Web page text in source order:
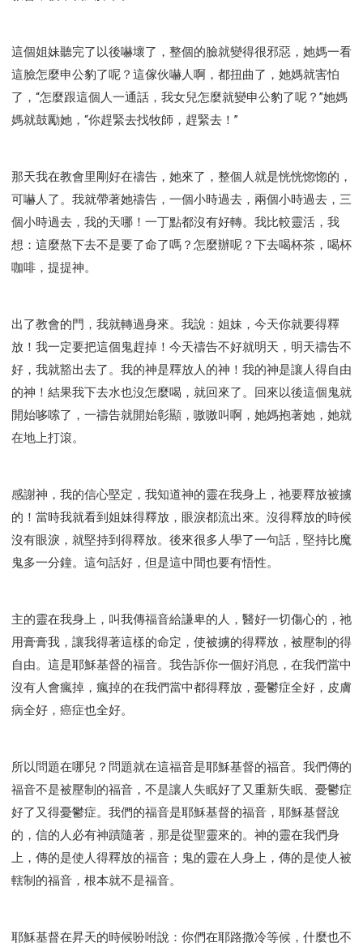
這個姐妹聽完了以後嚇壞了，整個的臉就變得很邪惡，她媽一看
這臉怎麼申公豹了呢？這傢伙嚇人啊，都扭曲了，她媽就害怕
了，“怎麼跟這個人一通話，我女兒怎麼就變申公豹了呢？”她媽
媽就鼓勵她，“你趕緊去找牧師，趕緊去！”
那天我在教會里剛好在禱告，她來了，整個人就是恍恍惚惚的，
可嚇人了。我就帶著她禱告，一個小時過去，兩個小時過去，三
個小時過去，我的天哪！一丁點都沒有好轉。我比較靈活，我
想：這麼熬下去不是要了命了嗎？怎麼辦呢？下去喝杯茶，喝杯
咖啡，提提神。
出了教會的門，我就轉過身來。我說：姐妹，今天你就要得釋
放！我一定要把這個鬼趕掉！今天禱告不好就明天，明天禱告不
好，我就豁出去了。我的神是釋放人的神！我的神是讓人得自由
的神！結果我下去水也沒怎麼喝，就回來了。回來以後這個鬼就
開始哆嗦了，一禱告就開始彰顯，嗷嗷叫啊，她媽抱著她，她就
在地上打滾。
感謝神，我的信心堅定，我知道神的靈在我身上，祂要釋放被擄
的！當時我就看到姐妹得釋放，眼淚都流出來。沒得釋放的時候
沒有眼淚，就堅持到得釋放。後來很多人學了一句話，堅持比魔
鬼多一分鐘。這句話好，但是這中間也要有悟性。
主的靈在我身上，叫我傳福音給謙卑的人，醫好一切傷心的，祂
用膏膏我，讓我得著這樣的命定，使被擄的得釋放，被壓制的得
自由。這是耶穌基督的福音。我告訴你一個好消息，在我們當中
沒有人會瘋掉，瘋掉的在我們當中都得釋放，憂鬱症全好，皮膚
病全好，癌症也全好。
所以問題在哪兒？問題就在這福音是耶穌基督的福音。我們傳的
福音不是被壓制的福音，不是讓人失眠好了又重新失眠、憂鬱症
好了又得憂鬱症。我們的福音是耶穌基督的福音，耶穌基督說
的，信的人必有神蹟隨著，那是從聖靈來的。神的靈在我們身
上，傳的是使人得釋放的福音；鬼的靈在人身上，傳的是使人被
轄制的福音，根本就不是福音。
耶穌基督在昇天的時候吩咐說：你們在耶路撒冷等候，什麼也不